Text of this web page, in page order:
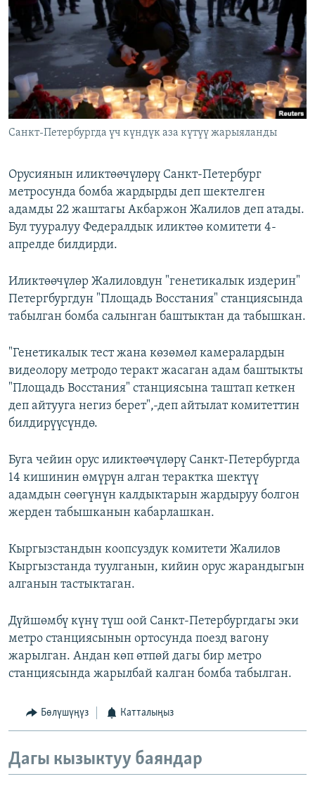
ЭЖЕ-СИҢДИЛЕР
АЗАТТЫК+
ЫҢГАЙСЫЗ СУРООЛОР
ОНЛАЙН ШЕРИНЕ
ЭЕ/АРнун бардык сайттары
Санкт-Петербургда үч күндүк аза күтүү жарыяланды
Орусиянын иликтөөчүлөрү Санкт-Петербург
метросунда бомба жардырды деп шектелген
адамды 22 жаштагы Акбаржон Жалилов деп атады.
Бул тууралуу Федералдык иликтөө комитети 4-
апрелде билдирди.
Иликтөөчүлөр Жалиловдун "генетикалык издерин"
Петергбургдун "Площадь Восстания" станциясында
табылган бомба салынган баштыктан да табышкан.
"Генетикалык тест жана көзөмөл камералардын
видеолору метродо теракт жасаган адам баштыкты
"Площадь Восстания" станциясына таштап кеткен
деп айтууга негиз берет",-деп айтылат комитеттин
билдирүүсүндө.
Буга чейин орус иликтөөчүлөрү Санкт-Петербургда
14 кишинин өмүрүн алган терактка шектүү
адамдын сөөгүнүн калдыктарын жардыруу болгон
жерден табышканын кабарлашкан.
Кыргызстандын коопсуздук комитети Жалилов
Кыргызстанда туулганын, кийин орус жарандыгын
алганын тастыктаган.
Дүйшөмбү күнү түш оой Санкт-Петербургдагы эки
метро станциясынын ортосунда поезд вагону
жарылган. Андан көп өтпөй дагы бир метро
станциясында жарылбай калган бомба табылган.
Бөлүшүңүз Катталыңыз
Дагы кызыктуу баяндар